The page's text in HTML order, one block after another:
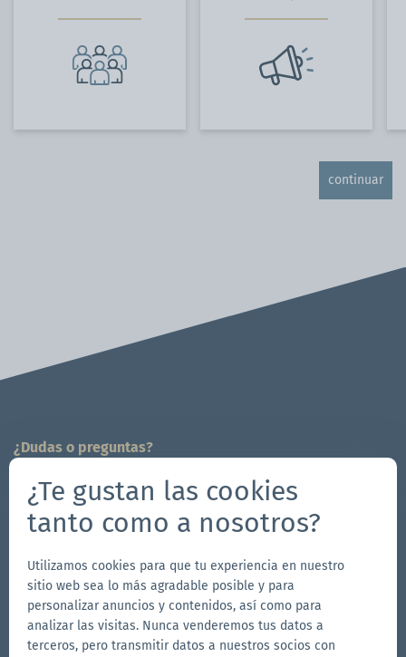
continuar
¿Dudas o preguntas?
704-312-1600
info.es@zingerle.group
Follow us
Ir
a
Síguenos
en
Ir
a
¿Te gustan las cookies
tanto como a nosotros?
Utilizamos cookies para que tu experiencia en nuestro
sitio web sea lo más agradable posible y para
personalizar anuncios y contenidos, así como para
analizar las visitas. Nunca venderemos tus datos a
terceros, pero transmitir datos a nuestros socios con